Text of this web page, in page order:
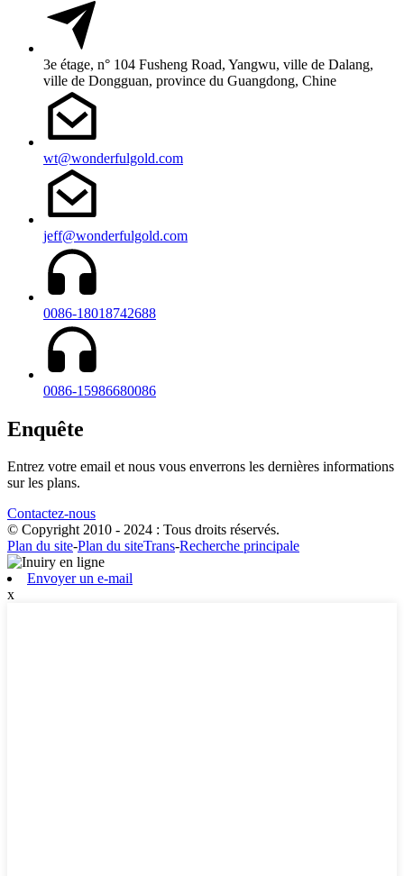
3e étage, n° 104 Fusheng Road, Yangwu, ville de Dalang,
ville de Dongguan, province du Guangdong, Chine
wt@wonderfulgold.com
jeff@wonderfulgold.com
0086-18018742688
0086-15986680086
Enquête
Entrez votre email et nous vous enverrons les dernières informations
sur les plans.
Contactez-nous
© Copyright 2010 - 2024 : Tous droits réservés.
Plan du site-Plan du siteTrans-Recherche principale
Envoyer un e-mail
x